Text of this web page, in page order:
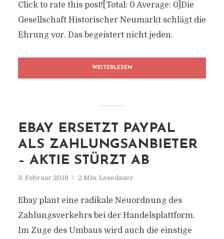
Click to rate this post![Total: 0 Average: 0]Die
Gesellschaft Historischer Neumarkt schlägt die
Ehrung vor. Das begeistert nicht jeden.
WEITERLESEN
EBAY ERSETZT PAYPAL
ALS ZAHLUNGSANBIETER
– AKTIE STÜRZT AB
3. Februar 2018 2 Min. Lesedauer
Ebay plant eine radikale Neuordnung des
Zahlungsverkehrs bei der Handelsplattform.
Im Zuge des Umbaus wird auch die einstige